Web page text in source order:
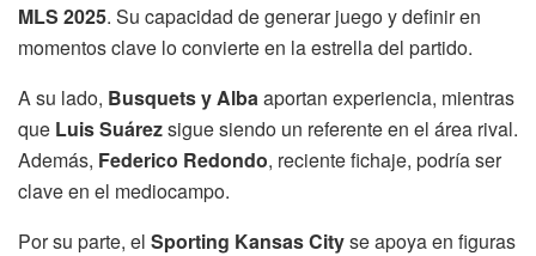
MLS 2025. Su capacidad de generar juego y definir en
momentos clave lo convierte en la estrella del partido.
A su lado, Busquets y Albaaportan experiencia, mientras
que Luis Suárezsigue siendo un referente en el área rival.
Además, Federico Redondo, reciente fichaje, podría ser
clave en el mediocampo.
Por su parte, el Sporting Kansas Cityse apoya en figuras